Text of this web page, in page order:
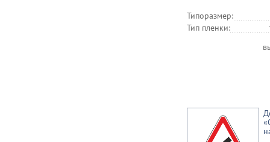
Типоразмер:
Тип пленки: